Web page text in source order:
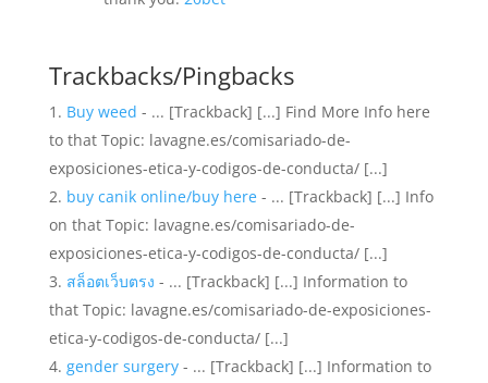
Trackbacks/Pingbacks
Buy weed - ... [Trackback] [...] Find More Info here
to that Topic: lavagne.es/comisariado-de-
exposiciones-etica-y-codigos-de-conducta/ [...]
buy canik online/buy here- ... [Trackback] [...] Info
on that Topic: lavagne.es/comisariado-de-
exposiciones-etica-y-codigos-de-conducta/ [...]
สล็อตเว็บตรง - ... [Trackback] [...] Information to
that Topic: lavagne.es/comisariado-de-exposiciones-
etica-y-codigos-de-conducta/ [...]
gender surgery- ... [Trackback] [...] Information to